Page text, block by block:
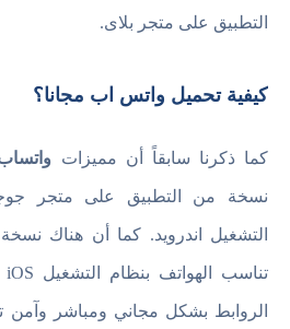
التطبيق على متجر بلاى.
كيفية تحميل واتس اب مجانا؟
كما ذكرنا سابقاً أن مميزات
نسخة من التطبيق على متجر
التشغيل اندرويد. كما أن هناك
الروابط بشكل مجاني ومباشر وآمن